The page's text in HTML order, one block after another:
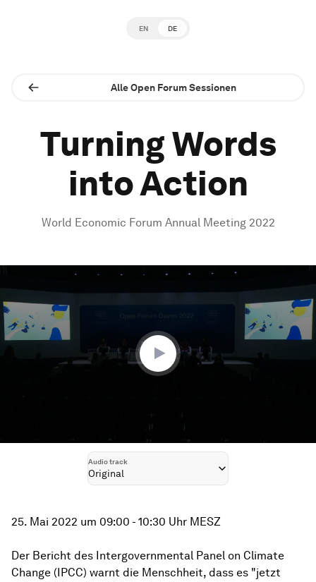
EN DE
Alle Open Forum Sessionen
Turning Words
into Action
World Economic Forum Annual Meeting 2022
1
hour,
18
minutes,
Audio track
Original
25. Mai 2022 um 09:00 - 10:30 Uhr MESZ
Der Bericht des Intergovernmental Panel on Climate
Change (IPCC) warnt die Menschheit, dass es "jetzt